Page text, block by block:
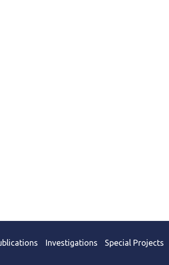
Investigations Special Projects